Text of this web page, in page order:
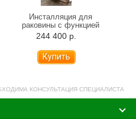
Инсталляция для
раковины с функцией
подъема и опускания
244 400 р.
КОНСУЛЬТАЦИЯ СПЕЦИАЛИСТА